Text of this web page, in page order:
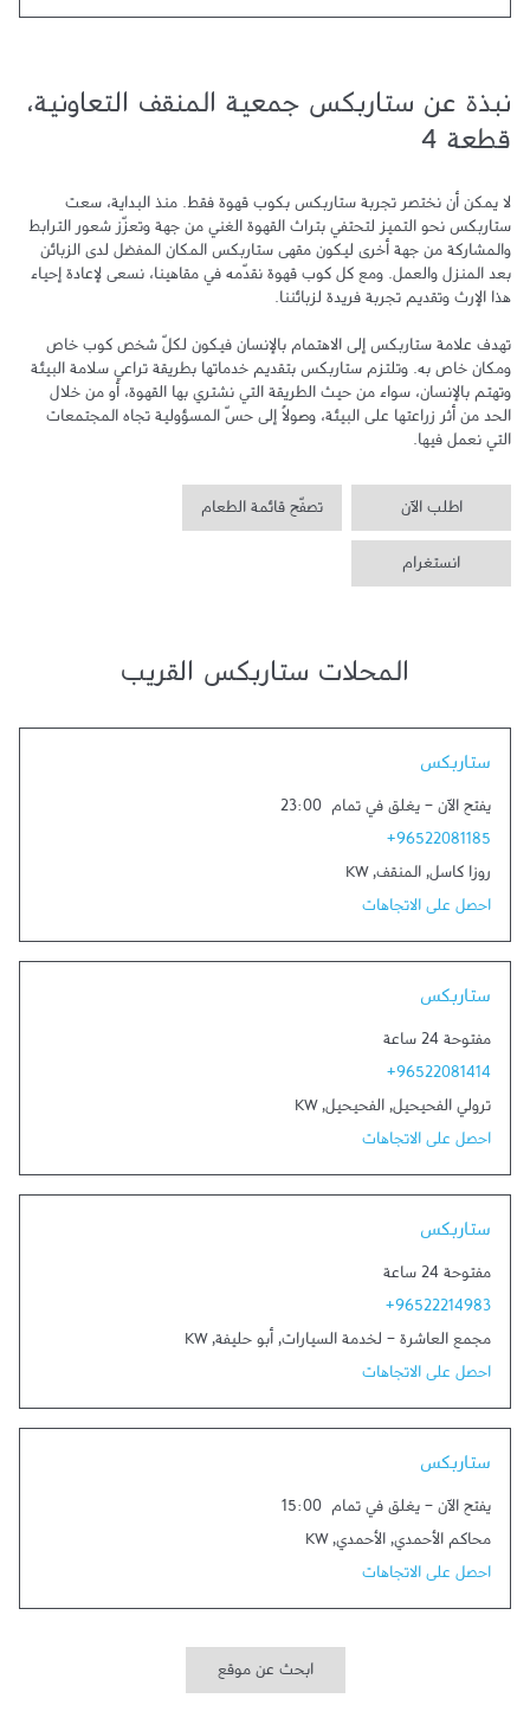
نبذة عن ستاربكس جمعية المنقف التعاونية،
قطعة 4
التي نعمل فيها.
اطلب الآن تصفّح قائمة الطعام
انستغرام
المحلات ستاربكس القريب
ستاربكس
يفتح الآن - يغلق في تمام 23:00
+96522081185
روزا كاسل, المنقف,
KW
احصل على الاتجاهات
ستاربكس
مفتوحة 24 ساعة
+96522081414
ترولي الفحيحيل, الفحيحيل,
KW
احصل على الاتجاهات
ستاربكس
مفتوحة 24 ساعة
+96522214983
مجمع العاشرة - لخدمة السيارات, أبو حليفة,
KW
احصل على الاتجاهات
ستاربكس
يفتح الآن - يغلق في تمام 15:00
محاكم الأحمدي, الأحمدي,
KW
احصل على الاتجاهات
ابحث عن موقع